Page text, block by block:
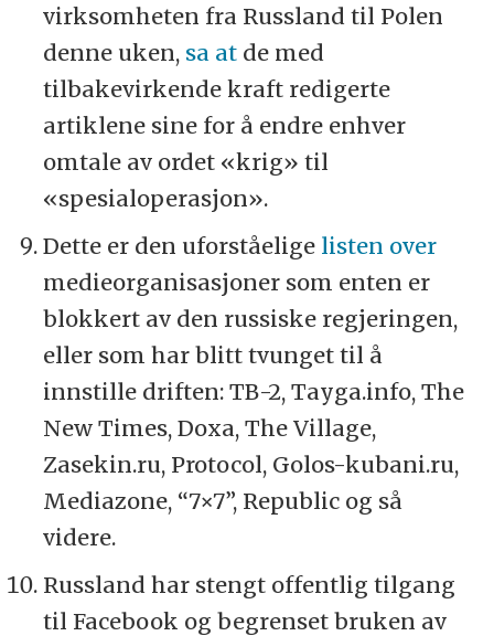
virksomheten fra Russland til Polen
denne uken, sa at de med
tilbakevirkende kraft redigerte
artiklene sine for å endre enhver
omtale av ordet «krig» til
«spesialoperasjon».
Dette er den uforståelige listen over
medieorganisasjoner som enten er
blokkert av den russiske regjeringen,
eller som har blitt tvunget til å
innstille driften: ТВ-2, Tayga.info, The
New Times, Doxa, The Village,
Zasekin.ru, Protocol, Golos-kubani.ru,
Mediazone, “7×7”, Republic og så
videre.
Russland har stengt offentlig tilgang
til Facebook og begrenset bruken av